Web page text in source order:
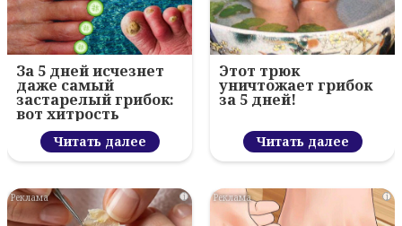
За 5 дней исчезнет
даже самый
застарелый грибок:
вот хитрость
Читать далее
Этот трюк
уничтожает грибок
за 5 дней!
Читать далее
i i